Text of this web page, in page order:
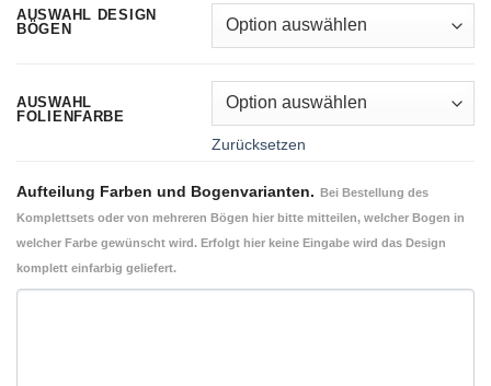
AUSWAHL DESIGN
BÖGEN
AUSWAHL
FOLIENFARBE
Zurücksetzen
Aufteilung Farben und Bogenvarianten.
Bei Bestellung des
Komplettsets oder von mehreren Bögen hier bitte mitteilen, welcher Bogen in
welcher Farbe gewünscht wird. Erfolgt hier keine Eingabe wird das Design
komplett einfarbig geliefert.